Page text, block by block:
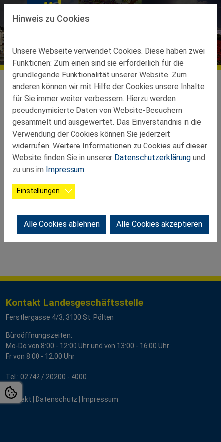
Direkt zur Hauptnavigation springen
Direkt zum Inhalt springen
Termine
Teilbezirke
Teilbezirk Wolkersdorf Termine
Es gibt keine Veranstaltungen in der aktuellen Ansicht.
Kontakt Landesgeschäftsstelle
Ferstlergasse 4/3, 3100 St. Pölten
Büroöffnungszeiten:
Mo-Do von 8:00 - 12:00 Uhr und von 13:00 - 16:00 Uhr
Fr von 8:00 - 12:00 Uhr
Tel.: 02742 / 20200 - 4000
Kontakt Datenschutz Impressum
Hinweis zu Cookies
Unsere Webseite verwendet Cookies. Diese haben zwei
Funktionen: Zum einen sind sie erforderlich für die
grundlegende Funktionalität unserer Website. Zum
anderen können wir mit Hilfe der Cookies unsere Inhalte
für Sie immer weiter verbessern. Hierzu werden
pseudonymisierte Daten von Website-Besuchern
gesammelt und ausgewertet. Das Einverständnis in die
Verwendung der Cookies können Sie jederzeit
widerrufen. Weitere Informationen zu Cookies auf dieser
Website finden Sie in unserer Datenschutzerklärung und
zu uns im Impressum.
Einstellungen
Alle Cookies ablehnen Alle Cookies akzeptieren